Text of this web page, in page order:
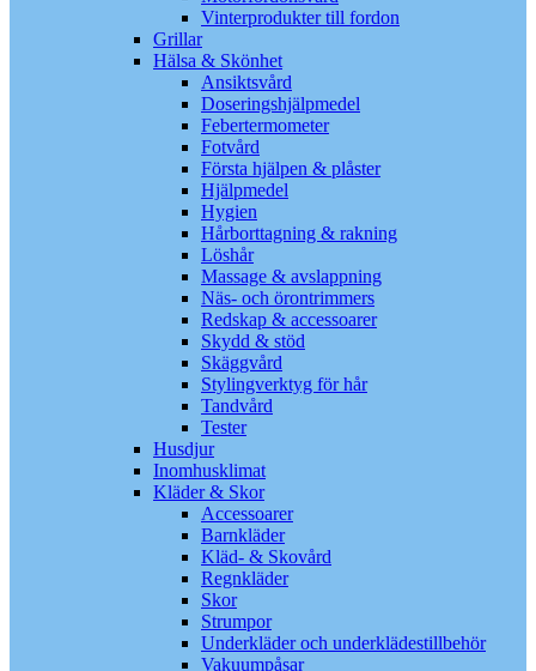
Vinterprodukter till fordon
Grillar
Hälsa & Skönhet
Ansiktsvård
Doseringshjälpmedel
Febertermometer
Fotvård
Första hjälpen & plåster
Hjälpmedel
Hygien
Hårborttagning & rakning
Löshår
Massage & avslappning
Näs- och örontrimmers
Redskap & accessoarer
Skydd & stöd
Skäggvård
Stylingverktyg för hår
Tandvård
Tester
Husdjur
Inomhusklimat
Kläder & Skor
Accessoarer
Barnkläder
Kläd- & Skovård
Regnkläder
Skor
Strumpor
Underkläder och underklädestillbehör
Vakuumpåsar